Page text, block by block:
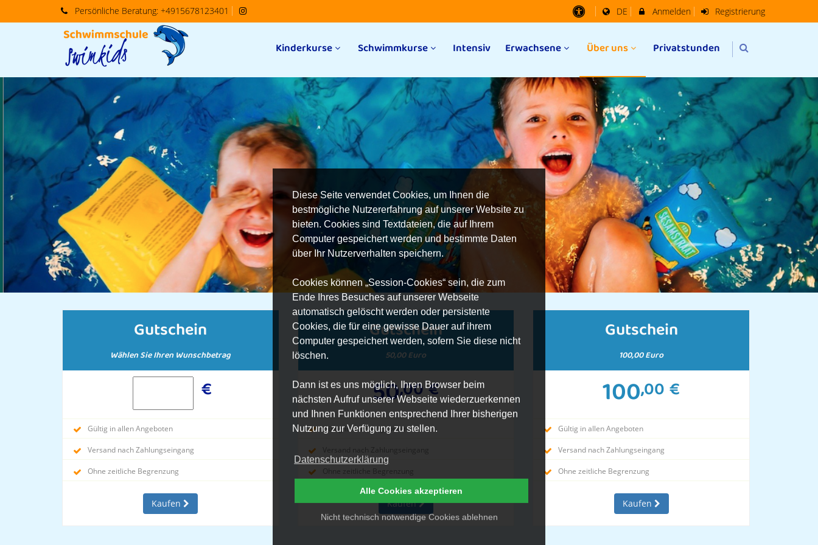
Diese Seite verwendet Cookies, um Ihnen die
bestmögliche Nutzererfahrung auf unserer Website zu
bieten. Cookies sind Textdateien, die auf Ihrem
Computer gespeichert werden und bestimmte Daten
über Ihr Nutzerverhalten speichern.
Cookies können „Session-Cookies“ sein, die zum
Ende Ihres Besuches auf unserer Webseite
automatisch gelöscht werden oder persistente
Cookies, die für eine gewisse Dauer auf ihrem
Computer gespeichert werden, sofern Sie diese nicht
löschen.
Dann ist es uns möglich, Ihren Browser beim
nächsten Aufruf unserer Webseite wiederzuerkennen
und Ihnen Funktionen entsprechend Ihrer bisherigen
Nutzung zur Verfügung zu stellen.
Datenschutzerklärung
Nicht technisch notwendige Cookies ablehnen
Alle Cookies akzeptieren
Persönliche Beratung: +4915678123401 DE Anmelden Registrierung
Kinderkurse Schwimmkurse Intensiv Erwachsene Über uns Privatstunden
Gutschein
Wählen Sie Ihren Wunschbetrag
€
Gültig in allen Angeboten
Versand nach Zahlungseingang
Ohne zeitliche Begrenzung
Kaufen
Gutschein
50,00 Euro
50,00€
Gültig in allen Angeboten
Versand nach Zahlungseingang
Ohne zeitliche Begrenzung
Kaufen
Gutschein
100,00 Euro
100,00€
Gültig in allen Angeboten
Versand nach Zahlungseingang
Ohne zeitliche Begrenzung
Kaufen